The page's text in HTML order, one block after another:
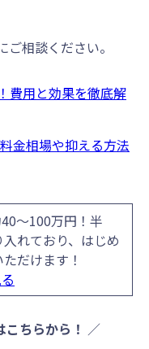
相談ください。
費用と効果を徹底解
金相場や抑える方法
〜100万円！半
れており、はじめ
だけます！
ちらから！ ／